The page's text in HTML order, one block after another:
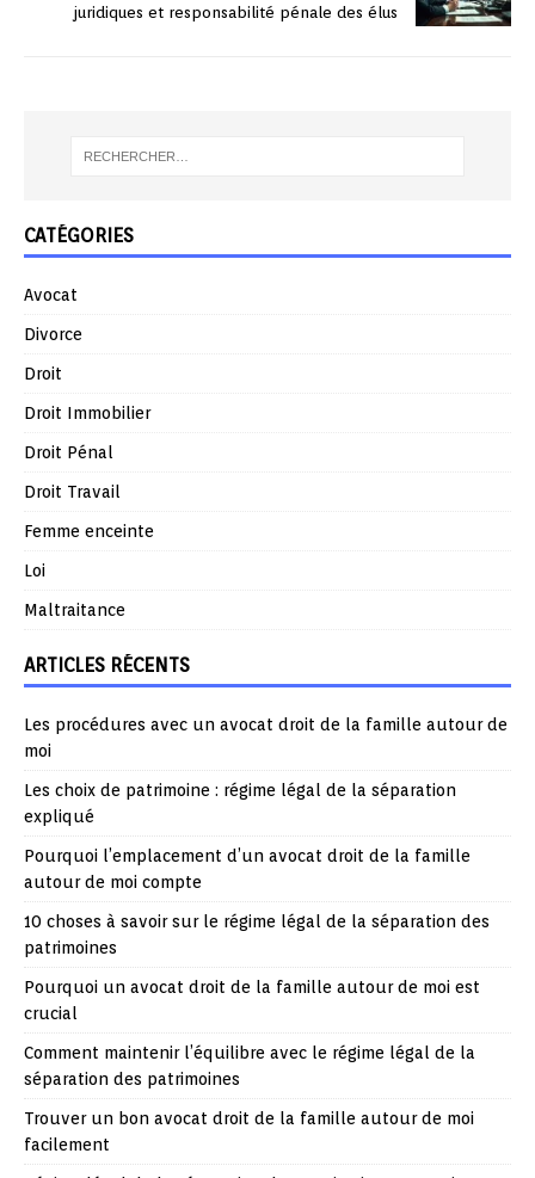
juridiques et responsabilité pénale des élus
CATÉGORIES
Avocat
Divorce
Droit
Droit Immobilier
Droit Pénal
Droit Travail
Femme enceinte
Loi
Maltraitance
ARTICLES RÉCENTS
Les procédures avec un avocat droit de la famille autour de
moi
Les choix de patrimoine : régime légal de la séparation
expliqué
Pourquoi l’emplacement d’un avocat droit de la famille
autour de moi compte
10 choses à savoir sur le régime légal de la séparation des
patrimoines
Pourquoi un avocat droit de la famille autour de moi est
crucial
Comment maintenir l’équilibre avec le régime légal de la
séparation des patrimoines
Trouver un bon avocat droit de la famille autour de moi
facilement